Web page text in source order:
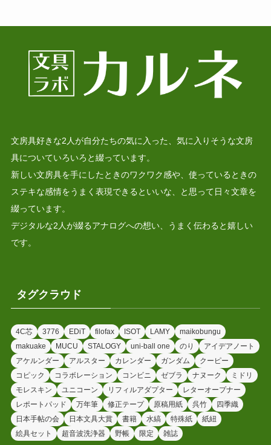
文房具好きな2人が自分たちの気に入った、気に入りそうな文房
具についていろいろと綴っています。
新しい文房具を手にしたときのワクワク感や、使っているときの
ステキな感情をうまく表現できるといいな、と思って日々文章を
綴っています。
デジタルな2人が綴るアナログへの想い、うまく伝わると嬉しい
です。
タグクラウド
4C芯 3776 EDiT filofax ISOT LAMY
maikobungu
makuake
MUCU STALOGY uni-ball one のり
アイデアノート
アケルンダー
アルスター カレンダー ガンダム
クーピー
コピック
コラボレーション コンビニ ゼブラ ナヌーク
ミドリ
モレスキン
ユニコーン リフィルアダプター
レターオープナー
レポートパッド
万年筆 修正テープ 原稿用紙 呉竹
四季織
日本手帖の会
日本文具大賞 書籍 水縞 特殊紙
紙紐
絵具セット
超音波洗浄器 野帳 限定 雑誌